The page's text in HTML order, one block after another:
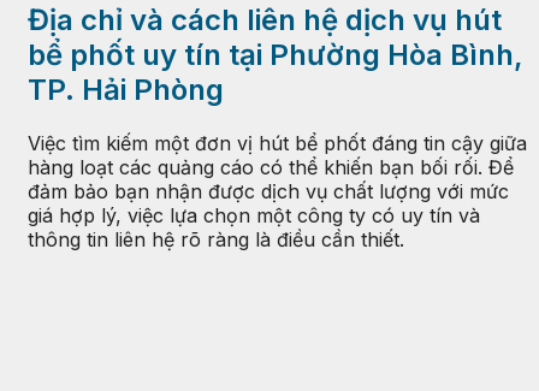
Địa chỉ và cách liên hệ dịch vụ hút
bể phốt uy tín tại Phường Hòa Bình,
TP. Hải Phòng
Việc tìm kiếm một đơn vị hút bể phốt đáng tin cậy giữa
hàng loạt các quảng cáo có thể khiến bạn bối rối. Để
đảm bảo bạn nhận được dịch vụ chất lượng với mức
giá hợp lý, việc lựa chọn một công ty có uy tín và
thông tin liên hệ rõ ràng là điều cần thiết.